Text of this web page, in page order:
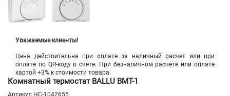
Уважаемые клиенты!
Цена действительна при оплате за наличный расчет или при
оплате по QR-коду в счете. При безналичном расчете или оплате
картой +3% к стоимости товара.
Комнатный термостат BALLU BMT-1
Артикул НС-1042655